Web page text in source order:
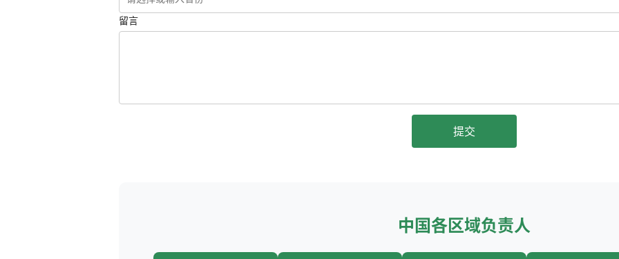
留言
提交
中国各区域负责人